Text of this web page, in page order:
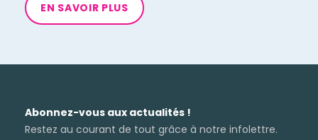
EN SAVOIR PLUS
Abonnez-vous aux actualités !
Restez au courant de tout grâce à notre infolettre.